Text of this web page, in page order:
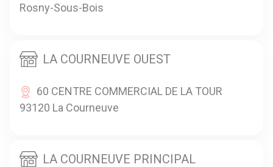
Rosny-Sous-Bois
LA COURNEUVE OUEST
60 CENTRE COMMERCIAL DE LA TOUR
93120 La Courneuve
LA COURNEUVE PRINCIPAL